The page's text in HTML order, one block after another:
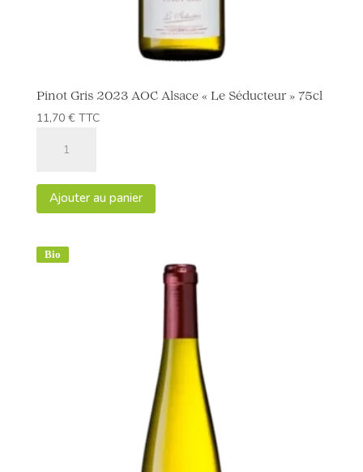
Pinot Gris 2023 AOC Alsace « Le Séducteur » 75cl
11,70 € TTC
Gris
2023
Alsace
"Le
Ajouter au panier
Bio